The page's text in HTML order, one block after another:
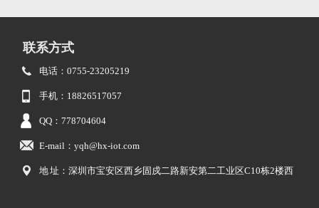
联系方式
电话：0755-23205219
手机：18826517057
QQ：778704604
E-mail：yqh@hx-iot.com
地 址：深圳市宝安区西乡固戍二路新安第二工业区C10栋2楼西